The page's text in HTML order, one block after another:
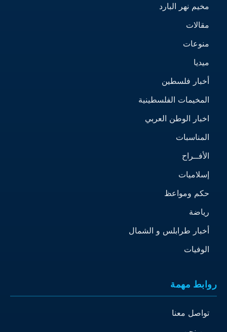
مخيم نهر البارد
مقالات
منوعات
ميديا
أخبار فلسطين
المخيمات الفلسطينية
اخبار الوطن العربي
المناسبات
الأفــراح
إسلاميات
حكم ومواعظ
رياضة
أخبار طرابلس و الشمال
الوفيات
روابط مهمة
تواصل معنا